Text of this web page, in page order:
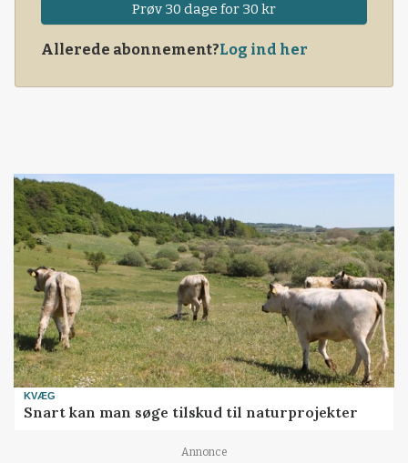
Prøv 30 dage for 30 kr
Allerede abonnement?Log ind her
KVÆG
Snart kan man søge tilskud til naturprojekter
Annonce